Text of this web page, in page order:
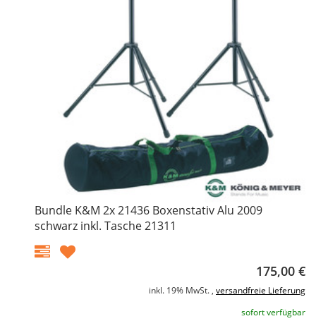
Bundle K&M 2x 21436 Boxenstativ Alu 2009
schwarz inkl. Tasche 21311
175,00 €
inkl. 19% MwSt. , versandfreie Lieferung
sofort verfügbar